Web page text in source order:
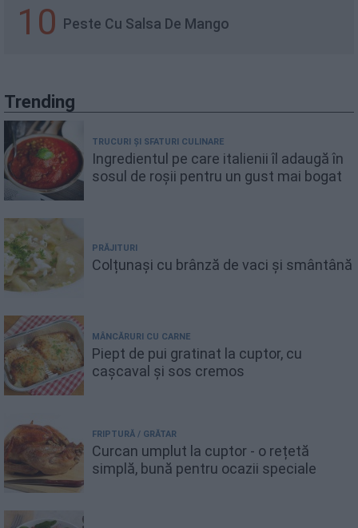
10 Peste Cu Salsa De Mango
Trending
TRUCURI ȘI SFATURI CULINARE
Ingredientul pe care italienii îl adaugă în
sosul de roșii pentru un gust mai bogat
PRĂJITURI
Colțunași cu brânză de vaci și smântână
MÂNCĂRURI CU CARNE
Piept de pui gratinat la cuptor, cu
cașcaval și sos cremos
FRIPTURĂ / GRĂTAR
Curcan umplut la cuptor - o rețetă
simplă, bună pentru ocazii speciale